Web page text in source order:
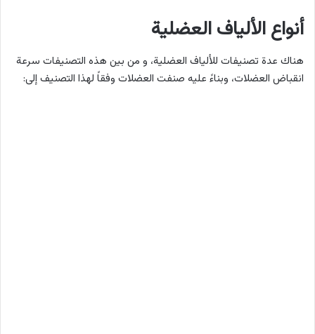
أنواع الألياف العضلية
هناك عدة تصنيفات للألياف العضلية، و من بين هذه التصنيفات سرعة
انقباض العضلات، وبناءً عليه صنفت العضلات وفقاً لهذا التصنيف إلى: